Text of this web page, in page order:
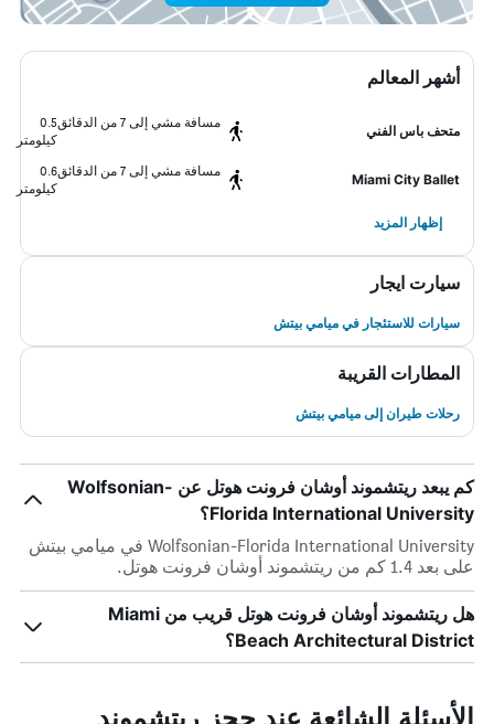
أشهر المعالم
متحف باس الفني
مسافة مشي إلى 7 من الدقائق
0.5
كيلومتر
Miami City Ballet
مسافة مشي إلى 7 من الدقائق
0.6
كيلومتر
إظهار المزيد
سيارت ايجار
سيارات للاستئجار في ميامي بيتش
المطارات القريبة
رحلات طيران إلى ميامي بيتش
كم يبعد ريتشموند أوشان فرونت هوتل عن Wolfsonian-
Florida International University؟
Wolfsonian-Florida International University في ميامي بيتش
على بعد 1.4 كم من ريتشموند أوشان فرونت هوتل.
هل ريتشموند أوشان فرونت هوتل قريب من Miami
Beach Architectural District؟
الأسئلة الشائعة عند حجز ريتشموند